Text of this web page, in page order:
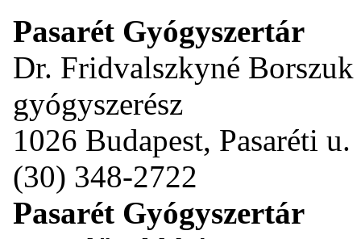
Pasarét Gyógyszertár
Dr. Fridvalszkyné
gyógyszerész
1026 Budapest, Pasaréti u.
(30) 348-2722
Pasarét Gyógyszertár